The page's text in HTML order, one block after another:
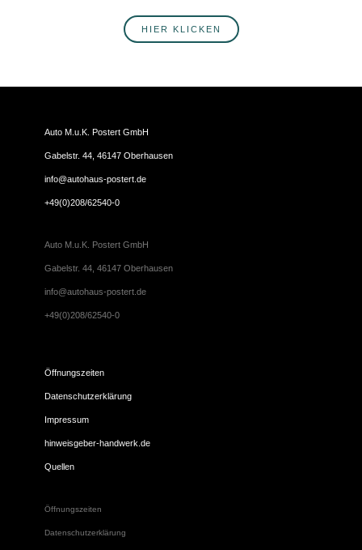
HIER KLICKEN
Auto M.u.K. Postert GmbH
Gabelstr. 44, 46147 Oberhausen
info@autohaus-postert.de
+49(0)208/62540-0
Auto M.u.K. Postert GmbH
Gabelstr. 44, 46147 Oberhausen
info@autohaus-postert.de
+49(0)208/62540-0
Öffnungszeiten
Datenschutzerklärung
Impressum
hinweisgeber-handwerk.de
Quellen
Öffnungszeiten
Datenschutzerklärung